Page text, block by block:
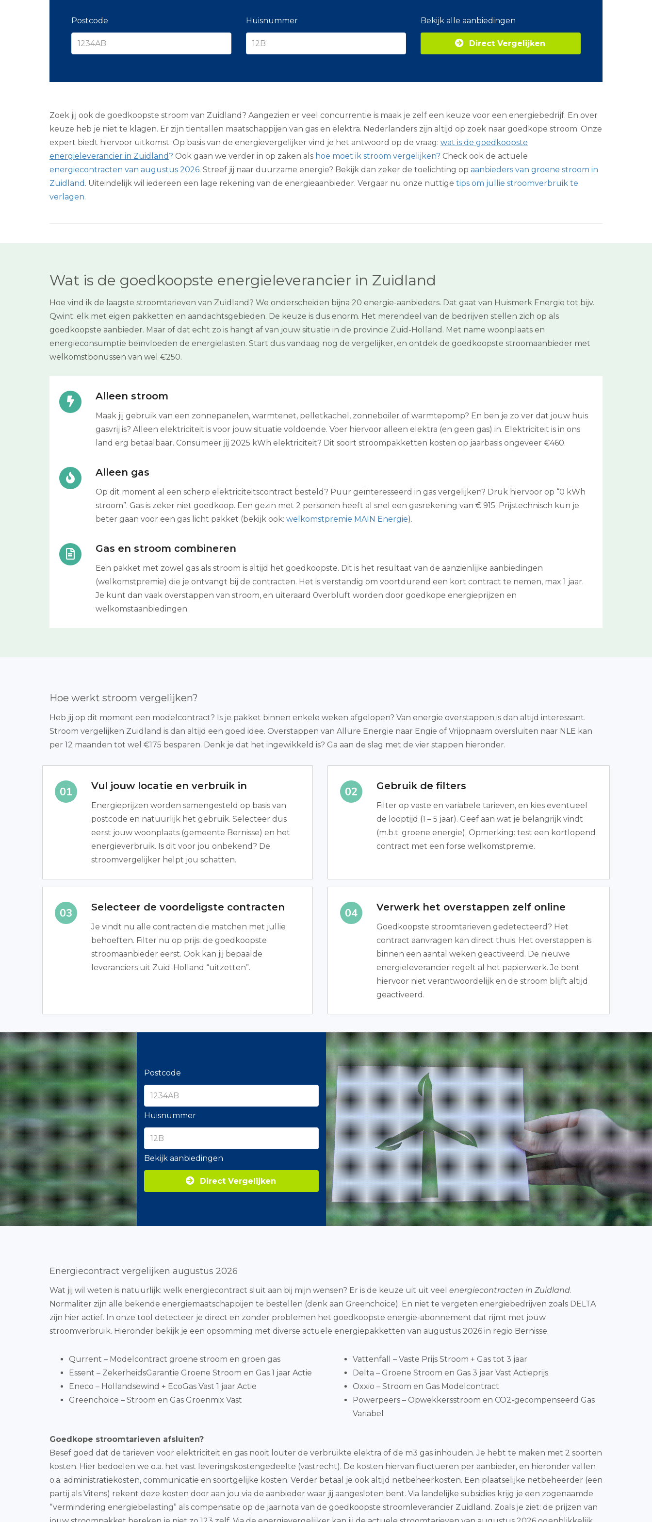
a
e
m
Z
j
n
e
r
g
i
Postcode Huisnummer Bekijk alle aanbiedingen
Direct Vergelijken
Zoek jij ook de goedkoopste stroom van Zuidland? Aangezien er veel concurrentie is maak je zelf een keuze voor een energiebedrijf. En over
keuze heb je niet te klagen. Er zijn tientallen maatschappijen van gas en elektra. Nederlanders zijn altijd op zoek naar goedkope stroom. Onze
expert biedt hiervoor uitkomst. Op basis van de energievergelijker vind je het antwoord op de vraag: wat is de goedkoopste
energieleverancier in Zuidland? Ook gaan we verder in op zaken als hoe moet ik stroom vergelijken? Check ook de actuele
energiecontracten van augustus 2026. Streef jij naar duurzame energie? Bekijk dan zeker de toelichting op aanbieders van groene stroom in
Zuidland . Uiteindelijk wil iedereen een lage rekening van de energieaanbieder. Vergaar nu onze nuttige tips om jullie stroomverbruik te
verlagen.
Wat is de goedkoopste energieleverancier in Zuidland
Hoe vind ik de laagste stroomtarieven van Zuidland? We onderscheiden bijna 20 energie-aanbieders. Dat gaat van Huismerk Energie tot bijv.
Qwint: elk met eigen pakketten en aandachtsgebieden. De keuze is dus enorm. Het merendeel van de bedrijven stellen zich op als
goedkoopste aanbieder. Maar of dat echt zo is hangt af van jouw situatie in de provincie Zuid-Holland. Met name woonplaats en
energieconsumptie beïnvloeden de energielasten. Start dus vandaag nog de vergelijker, en ontdek de goedkoopste stroomaanbieder met
welkomstbonussen van wel €250.
Alleen stroom
Maak jij gebruik van een zonnepanelen, warmtenet, pelletkachel, zonneboiler of warmtepomp? En ben je zo ver dat jouw huis
gasvrij is? Alleen elektriciteit is voor jouw situatie voldoende. Voer hiervoor alleen elektra (en geen gas) in. Elektriciteit is in ons
land erg betaalbaar. Consumeer jij 2025 kWh elektriciteit? Dit soort stroompakketten kosten op jaarbasis ongeveer €460.
Alleen gas
Op dit moment al een scherp elektriciteitscontract besteld? Puur geïnteresseerd in gas vergelijken? Druk hiervoor op “0 kWh
stroom”. Gas is zeker niet goedkoop. Een gezin met 2 personen heeft al snel een gasrekening van € 915. Prijstechnisch kun je
beter gaan voor een gas licht pakket (bekijk ook: welkomstpremie MAIN Energie).
Gas en stroom combineren
Een pakket met zowel gas als stroom is altijd het goedkoopste. Dit is het resultaat van de aanzienlijke aanbiedingen
(welkomstpremie) die je ontvangt bij de contracten. Het is verstandig om voortdurend een kort contract te nemen, max 1 jaar.
Je kunt dan vaak overstappen van stroom, en uiteraard 0verbluft worden door goedkope energieprijzen en
welkomstaanbiedingen.
Hoe werkt stroom vergelijken?
Heb jij op dit moment een modelcontract? Is je pakket binnen enkele weken afgelopen? Van energie overstappen is dan altijd interessant.
Stroom vergelijken Zuidland is dan altijd een goed idee. Overstappen van Allure Energie naar Engie of Vrijopnaam oversluiten naar NLE kan
per 12 maanden tot wel €175 besparen. Denk je dat het ingewikkeld is? Ga aan de slag met de vier stappen hieronder.
Vul jouw locatie en verbruik in
Energieprijzen worden samengesteld op basis van
postcode en natuurlijk het gebruik. Selecteer dus
eerst jouw woonplaats (gemeente Bernisse) en het
energieverbruik. Is dit voor jou onbekend? De
stroomvergelijker helpt jou schatten.
Gebruik de filters
Filter op vaste en variabele tarieven, en kies eventueel
de looptijd (1 – 5 jaar). Geef aan wat je belangrijk vindt
(m.b.t. groene energie). Opmerking: test een kortlopend
contract met een forse welkomstpremie.
Selecteer de voordeligste contracten
Je vindt nu alle contracten die matchen met jullie
behoeften. Filter nu op prijs: de goedkoopste
stroomaanbieder eerst. Ook kan jij bepaalde
leveranciers uit Zuid-Holland “uitzetten”.
Verwerk het overstappen zelf online
Goedkoopste stroomtarieven gedetecteerd? Het
contract aanvragen kan direct thuis. Het overstappen is
binnen een aantal weken geactiveerd. De nieuwe
energieleverancier regelt al het papierwerk. Je bent
hiervoor niet verantwoordelijk en de stroom blijft altijd
geactiveerd.
Postcode
Huisnummer
Bekijk aanbiedingen
Direct Vergelijken
Energiecontract vergelijken augustus 2026
Wat jij wil weten is natuurlijk: welk energiecontract sluit aan bij mijn wensen? Er is de keuze uit uit veel energiecontracten in Zuidland.
Normaliter zijn alle bekende energiemaatschappijen te bestellen (denk aan Greenchoice). En niet te vergeten energiebedrijven zoals DELTA
zijn hier actief. In onze tool detecteer je direct en zonder problemen het goedkoopste energie-abonnement dat rijmt met jouw
stroomverbruik. Hieronder bekijk je een opsomming met diverse actuele energiepakketten van augustus 2026 in regio Bernisse.
Qurrent – Modelcontract groene stroom en groen gas
Essent – ZekerheidsGarantie Groene Stroom en Gas 1 jaar Actie
Eneco – Hollandsewind + EcoGas Vast 1 jaar Actie
Greenchoice – Stroom en Gas Groenmix Vast
Vattenfall – Vaste Prijs Stroom + Gas tot 3 jaar
Delta – Groene Stroom en Gas 3 jaar Vast Actieprijs
Oxxio – Stroom en Gas Modelcontract
Powerpeers – Opwekkersstroom en CO2-gecompenseerd Gas
Variabel
Goedkope stroomtarieven afsluiten?
Besef goed dat de tarieven voor elektriciteit en gas nooit louter de verbruikte elektra of de m3 gas inhouden. Je hebt te maken met 2 soorten
kosten. Hier bedoelen we o.a. het vast leveringskostengedeelte (vastrecht). De kosten hiervan fluctueren per aanbieder, en hieronder vallen
o.a. administratiekosten, communicatie en soortgelijke kosten. Verder betaal je ook altijd netbeheerkosten. Een plaatselijke netbeheerder (een
partij als Vitens) rekent deze kosten door aan jou via de aanbieder waar jij aangesloten bent. Via landelijke subsidies krijg je een zogenaamde
“vermindering energiebelasting” als compensatie op de jaarnota van de goedkoopste stroomleverancier Zuidland. Zoals je ziet: de prijzen van